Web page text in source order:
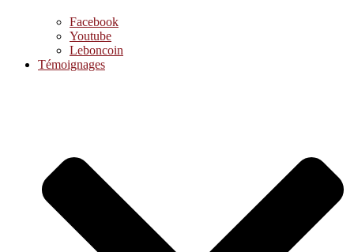
Facebook
Youtube
Leboncoin
Témoignages